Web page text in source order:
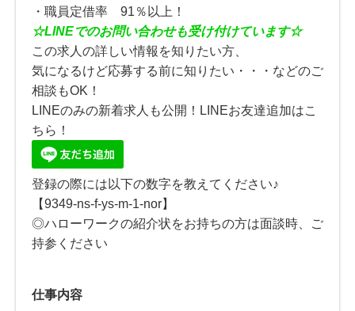
・職員定借率 91％以上！
☆LINEでのお問い合わせも受け付けています☆
この求人の詳しい情報を知りたい方、
気になるけど応募する前に知りたい・・・などのご
相談もOK！
LINEのみの新着求人も公開！LINEお友達追加はこ
ちら！
登録の際には以下の数字を教えてください♪
【9349-ns-f-ys-m-1-nor】
◎ハローワークの紹介状をお持ちの方は面談時、ご
持参ください
仕事内容